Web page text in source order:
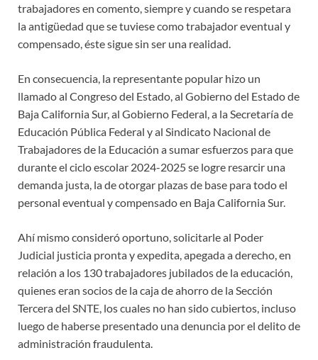
trabajadores en comento, siempre y cuando se respetara
la antigüedad que se tuviese como trabajador eventual y
compensado, éste sigue sin ser una realidad.
En consecuencia, la representante popular hizo un
llamado al Congreso del Estado, al Gobierno del Estado de
Baja California Sur, al Gobierno Federal, a la Secretaría de
Educación Pública Federal y al Sindicato Nacional de
Trabajadores de la Educación a sumar esfuerzos para que
durante el ciclo escolar 2024-2025 se logre resarcir una
demanda justa, la de otorgar plazas de base para todo el
personal eventual y compensado en Baja California Sur.
Ahí mismo consideró oportuno, solicitarle al Poder
Judicial justicia pronta y expedita, apegada a derecho, en
relación a los 130 trabajadores jubilados de la educación,
quienes eran socios de la caja de ahorro de la Sección
Tercera del SNTE, los cuales no han sido cubiertos, incluso
luego de haberse presentado una denuncia por el delito de
administración fraudulenta.